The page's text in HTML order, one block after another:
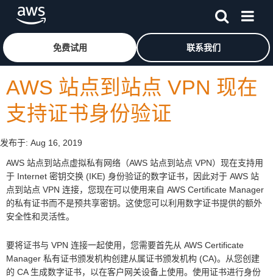
跳至主要内容
免费试用 联系我们
AWS 站点到站点 VPN 现在
支持证书身份验证
发布于: Aug 16, 2019
AWS 站点到站点虚拟私有网络（AWS 站点到站点 VPN）现在支持用
于 Internet 密钥交换 (IKE) 身份验证的数字证书，因此对于 AWS 站
点到站点 VPN 连接，您现在可以使用来自 AWS Certificate Manager
的私有证书而不是预共享密钥。这使您可以利用数字证书提供的额外
安全性和灵活性。
要将证书与 VPN 连接一起使用，您需要首先从 AWS Certificate
Manager 私有证书颁发机构创建从属证书颁发机构 (CA)。从您创建
的 CA 生成数字证书，以在客户网关设备上使用。使用证书进行身份